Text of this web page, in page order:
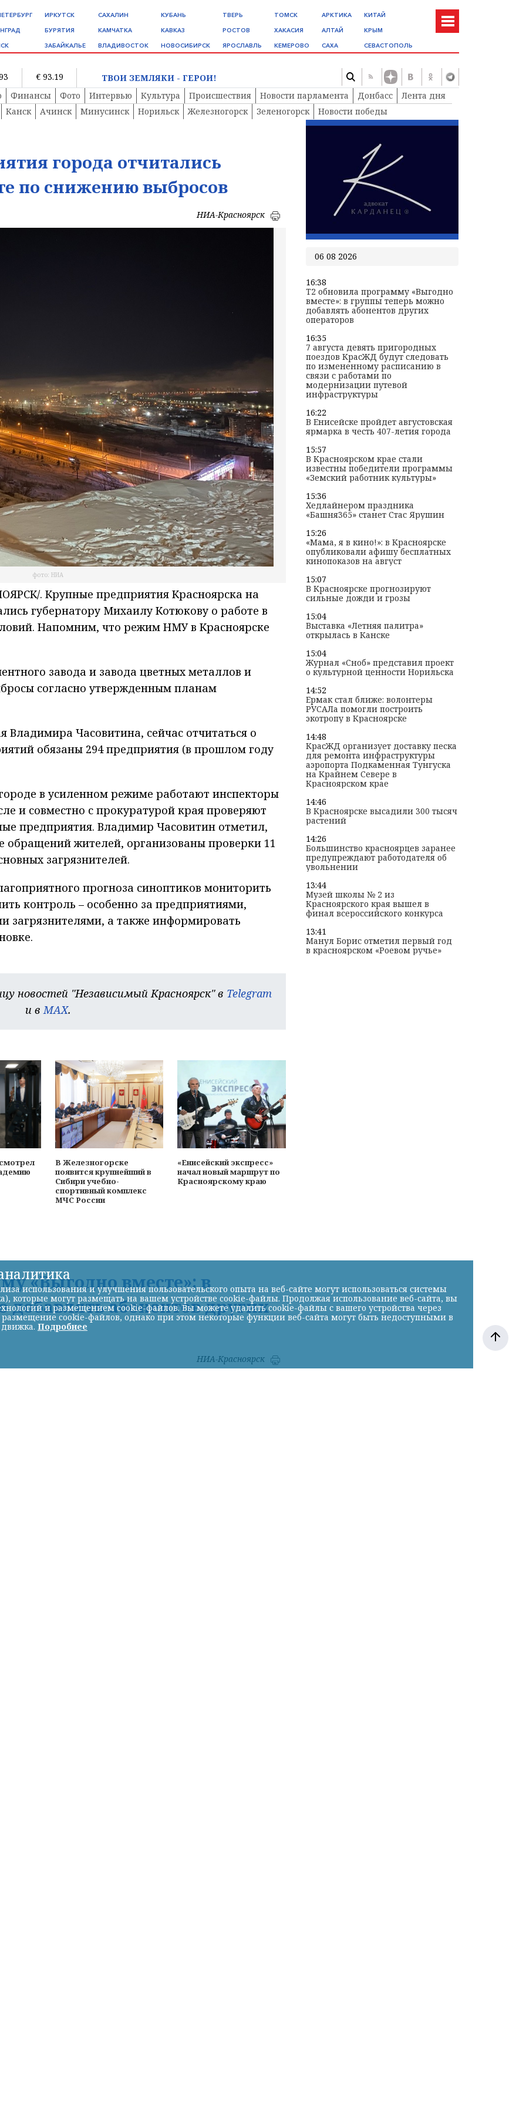
ИРКУТСК
БУРЯТИЯ
ЗАБАЙКАЛЬЕ
САХАЛИН
КАМЧАТКА
ВЛАДИВОСТОК
КУБАНЬ
КАВКАЗ
НОВОСИБИРСК
ТВЕРЬ
РОСТОВ
ЯРОСЛАВЛЬ
ТОМСК
ХАКАСИЯ
КЕМЕРОВО
АРКТИКА
АЛТАЙ
САХА
КИТАЙ
КРЫМ
СЕВАСТОПОЛЬ
€ 93.19
ТВОИ ЗЕМЛЯКИ - ГЕРОИ!
Финансы Фото Интервью Культура Происшествия Новости парламента Донбасс
Лента дня
Канск Ачинск Минусинск Норильск Железногорск Зеленогорск
Новости победы
города отчитались
по снижению выбросов
НИА-Красноярск
фото: НИА
. Крупные предприятия Красноярска на
губернатору Михаилу Котюкову о работе в
Напомним, что режим НМУ в Красноярске
завода и завода цветных металлов и
согласно утвержденным планам
Владимира Часовитина, сейчас отчитаться о
обязаны 294 предприятия (в прошлом году
в усиленном режиме работают инспекторы
и совместно с прокуратурой края проверяют
предприятия. Владимир Часовитин отметил,
обращений жителей, организованы проверки 11
загрязнителей.
прогноза синоптиков мониторить
контроль – особенно за предприятиями,
загрязнителями, а также информировать
новостей "Независимый Красноярск" в Telegram
и вMAX.
В Железногорске
появится крупнейший в
Сибири учебно-
спортивный комплекс
МЧС России
«Енисейский экспресс»
начал новый маршрут по
Красноярскому краю
«Выгодно вместе»: в
абонентов других
НИА-Красноярск
06 08 2026
16:38
T2 обновила программу «Выгодно
вместе»: в группы теперь можно
добавлять абонентов других
операторов
16:35
7 августа девять пригородных
поездов КрасЖД будут следовать
по измененному расписанию в
связи с работами по
модернизации путевой
инфраструктуры
16:22
В Енисейске пройдет августовская
ярмарка в честь 407-летия города
15:57
В Красноярском крае стали
известны победители программы
«Земский работник культуры»
15:36
Хедлайнером праздника
«Башня365» станет Стас Ярушин
15:26
«Мама, я в кино!»: в Красноярске
опубликовали афишу бесплатных
кинопоказов на август
15:07
В Красноярске прогнозируют
сильные дожди и грозы
15:04
Выставка «Летняя палитра»
открылась в Канске
15:04
Журнал «Сноб» представил проект
о культурной ценности Норильска
14:52
Ермак стал ближе: волонтеры
РУСАЛа помогли построить
экотропу в Красноярске
14:48
КрасЖД организует доставку песка
для ремонта инфраструктуры
аэропорта Подкаменная Тунгуска
на Крайнем Севере в
Красноярском крае
14:46
В Красноярске высадили 300 тысяч
растений
14:26
Большинство красноярцев заранее
предупреждают работодателя об
увольнении
13:44
Музей школы № 2 из
Красноярского края вышел в
финал всероссийского конкурса
13:41
Манул Борис отметил первый год
в красноярском «Роевом ручье»
использования и улучшения пользовательского опыта на веб-сайте могут использоваться системы
которые могут размещать на вашем устройстве cookie-файлы. Продолжая использование веб-сайта, вы
и размещением cookie-файлов. Вы можете удалить cookie-файлы с вашего устройства через
размещение cookie-файлов, однако при этом некоторые функции веб-сайта могут быть недоступными в
Подробнее